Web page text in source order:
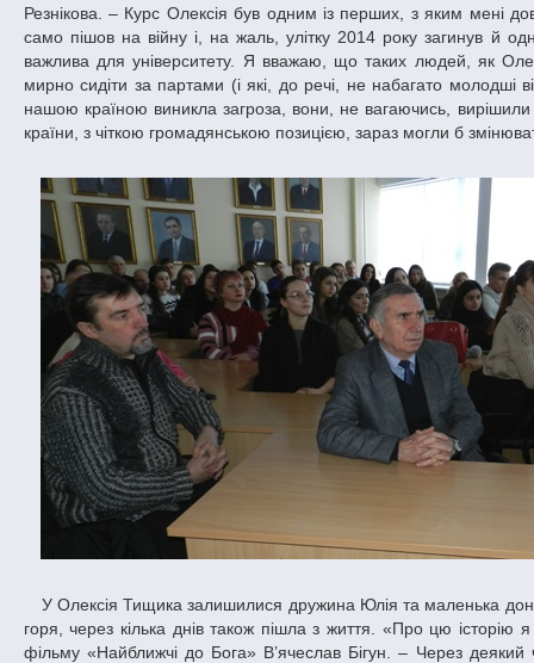
Резнікова. – Курс Олексія був одним із перших, з яким мені
само пішов на війну і, на жаль, улітку 2014 року загинув й
важлива для університету. Я вважаю, що таких людей, як
мирно сидіти за партами (і які, до речі, не набагато молодші
нашою країною виникла загроза, вони, не вагаючись,
країни, з чіткою громадянською позицією, зараз могли б
У Олексія Тищика залишилися дружина Юлія та маленька донька Анастасія, батько і молодша сестра. Мати Олексія, Ірина, не витримавши
горя, через кілька днів також пішла з життя. «Про цю історію
фільму «Найближчі до Бога» В’ячеслав Бігун. – Через